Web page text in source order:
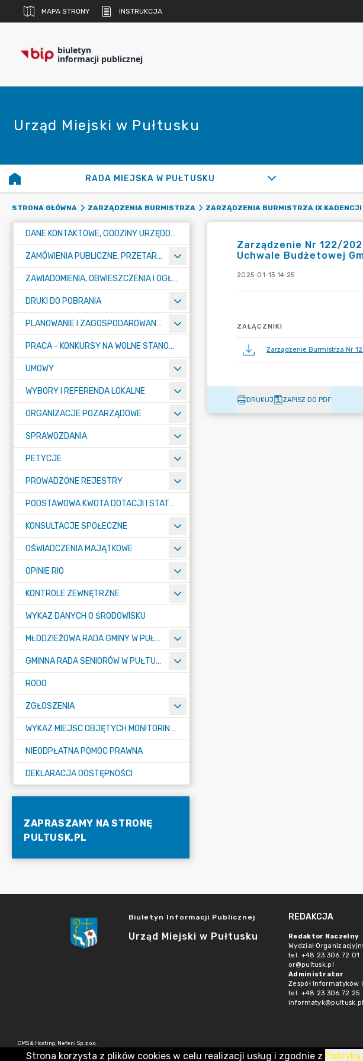
MAPA STRONY INSTRUKCJA
biuletyn
informacji publicznej
Urząd Miejski w Pułtusku
RADA MIEJSKA W PUŁTUSKU
STRONA GŁÓWNA ZARZĄDZENIA BURMISTRZA ZARZĄDZENIA BURMISTRZA IX KADENCJI
DANE KONTAKTOWE, GODZINY URZĘDOWANIA I NUMER KONTA BANKOWEGO
ZAMÓWIENIA PUBLICZNE, PRZETARGI, KONKURSY
ZAWIADOMIENIA, OBWIESZCZENIA I OGŁOSZENIA
DRUKI DO POBRANIA
PLANOWANIE I ZAGOSPODAROWANIE PRZESTRZENNE
PRACA - KONKURSY NA WOLNE STANOWISKA
UMOWY
WYBORY I REFERENDA LOKALNE
ORGANIZACJE POZARZĄDOWE
SPRAWOZDANIA
PETYCJE
PROWADZONE REJESTRY
PODSTAWOWA KWOTA DOTACJI I STATYSTYCZNA LICZBA UCZNIÓW
KONSULTACJE SPOŁECZNE
OŚWIADCZENIA MAJĄTKOWE
OPINIE RIO
KONTROLE ZEWNĘTRZNE
WYKAZ DANYCH O ŚRODOWISKU
MŁODZIEŻOWA RADA GMINY W PUŁTUSKU
GMINNA RADA SENIORÓW W PUŁTUSKU
RODO
ZGŁOSZENIA
WYKAZ MIEJSC OBJĘTYCH MONITORINGIEM
NIEODPŁATNA POMOC PRAWNA
DEKLARACJA DOSTĘPNOŚCI
ZAPRASZAMY NA STRONĘ
PULTUSK.PL
Zarządzenie Nr 122/
Uchwale Budżetowej
2025-01-13 14:25
ZAŁĄCZNIKI
Zarządzenie Burmistrza Nr
DRUKUJ ZAPISZ DO PDF
Biuletyn Informacji Publicznej
Urząd Miejski w Pułtusku
REDAKCJA
Redaktor Naczelny
Wydział
tel. +48 23 306 72 01
or@pultusk.pl
Administrator
Zespół Informatyków
tel. +48 23 306 72 25
informatyk@pultusk.pl
CMS & Hosting: Nefeni Sp. z o.o.
Strona korzysta z plików cookies w celu realizacji usług i zgodnie z Polityką